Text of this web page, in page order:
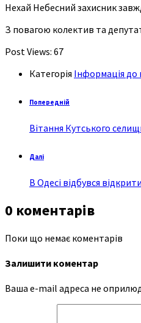
Нехай Небесний захисник
З повагою колектив та
Post Views: 67
Категорія Інформація до
Попередній
Вітання Кутського
Далі
В Одесі відбувся
0 коментарів
Поки що немає коментарів
Залишити коментар
Ваша e-mail адреса не